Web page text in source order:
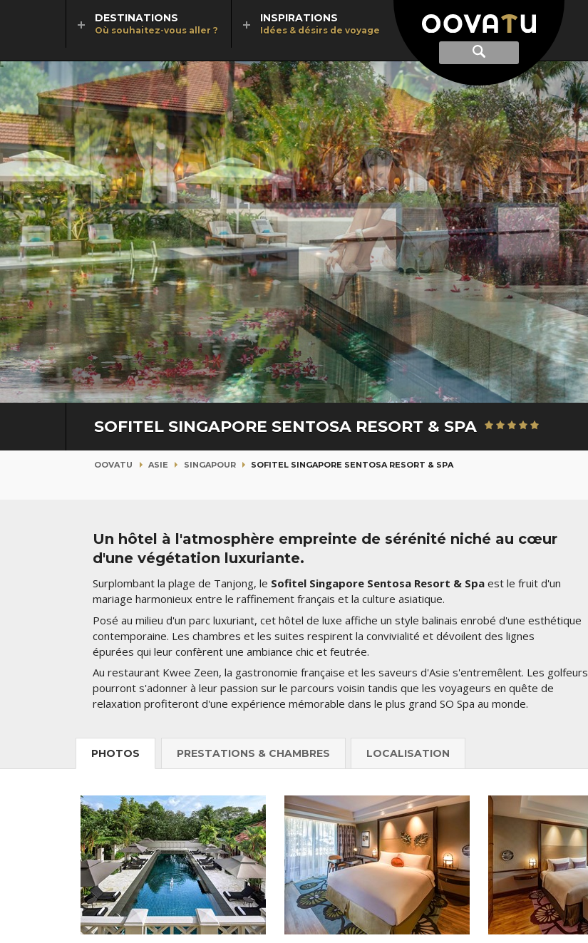
Afficher
recherche
Recherche
DESTINATIONS
Où souhaitez-vous aller ?
INSPIRATIONS
Idées & désirs de voyage
SOFITEL SINGAPORE SENTOSA RESORT & SPA
OOVATU ASIE SINGAPOUR SOFITEL SINGAPORE SENTOSA RESORT & SPA
Un hôtel à l'atmosphère empreinte de sérénité niché au cœur
d'une végétation luxuriante.
Surplombant la plage de Tanjong, le Sofitel Singapore Sentosa Resort & Spa est le fruit d'un
mariage harmonieux entre le raffinement français et la culture asiatique.
Posé au milieu d'un parc luxuriant, cet hôtel de luxe affiche un style balinais enrobé d'une esthétique
contemporaine. Les chambres et les suites respirent la convivialité et dévoilent des lignes
épurées qui leur confèrent une ambiance chic et feutrée.
Au restaurant Kwee Zeen, la gastronomie française et les saveurs d'Asie s'entremêlent. Les golfeurs
pourront s'adonner à leur passion sur le parcours voisin tandis que les voyageurs en quête de
relaxation profiteront d'une expérience mémorable dans le plus grand SO Spa au monde.
PHOTOS PRESTATIONS & CHAMBRES LOCALISATION